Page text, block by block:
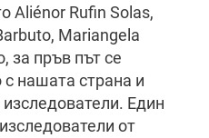
Aliénor Rufin Solas,
Mariangela
за пръв път се
нашата страна и
Един
от